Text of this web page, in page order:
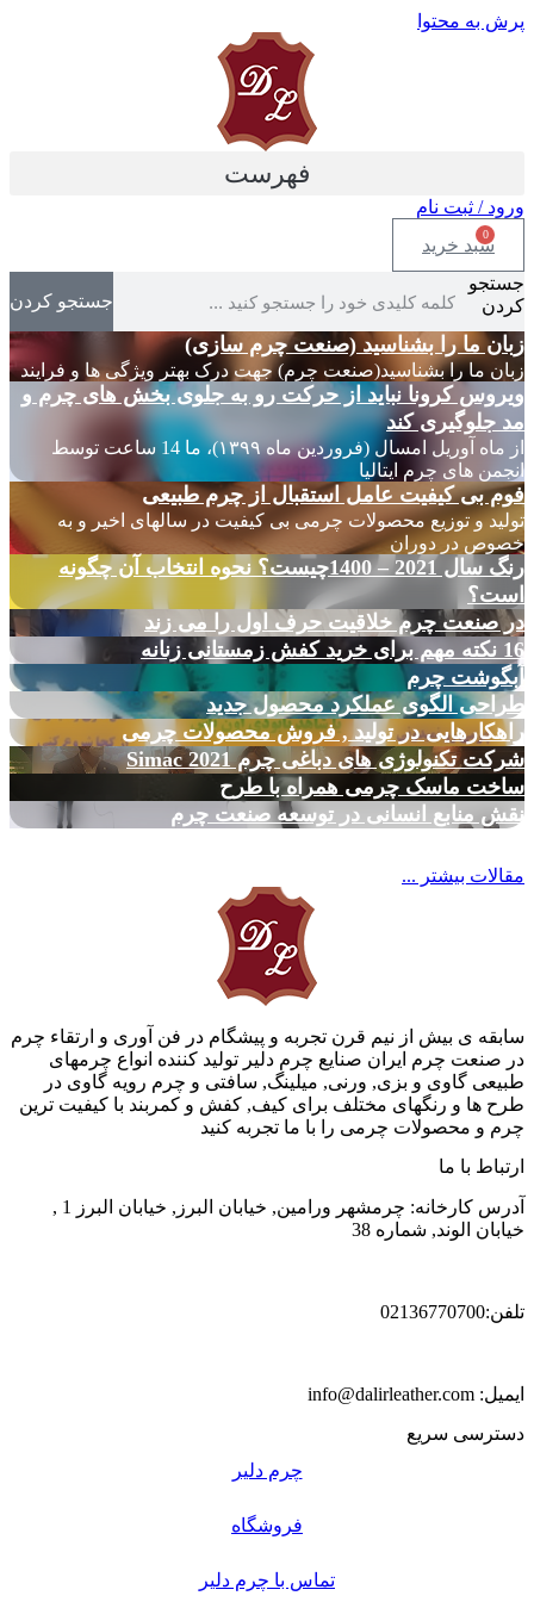
پرش به محتوا
فهرست
ورود / ثبت نام
0
سبد خرید
جستجو
کردن
جستجو کردن
زبان ما را بشناسید (صنعت چرم سازی)
زبان ما را بشناسید(صنعت چرم) جهت درک بهتر ویژگی ها و فرایند
ویروس کرونا نباید از حرکت رو به جلوی بخش های چرم و
مد جلوگیری کند
از ماه آوریل امسال (فروردین ماه ۱۳۹۹)، ما 14 ساعت توسط
انجمن های چرم ایتالیا
فوم بی کیفیت عامل استقبال از چرم طبیعی
تولید و توزیع محصولات چرمی بی کیفیت در سالهای اخیر و به
خصوص در دوران
رنگ سال 2021 – 1400چیست؟ نحوه انتخاب آن چگونه
است؟
در صنعت چرم خلاقیت حرف اول را می زند
16 نکته مهم برای خرید کفش زمستانی زنانه
آبگوشت چرم
طراحی الگوی عملکرد محصول جدید
راهکارهایی در تولید , فروش محصولات چرمی
شرکت تکنولوژی های دباغی چرم Simac 2021
ساخت ماسک چرمی همراه با طرح
نقش منابع انسانی در توسعه صنعت چرم
مقالات بیشتر ...
سابقه ی بیش از نیم قرن تجربه و پیشگام در فن آوری و ارتقاء چرم
در صنعت چرم ایران صنایع چرم دلیر تولید کننده انواع چرمهای
طبیعی گاوی و بزی, ورنی, میلینگ, سافتی و چرم رویه گاوی در
طرح ها و رنگهای مختلف برای کیف, کفش و کمربند با کیفیت ترین
چرم و محصولات چرمی را با ما تجربه کنید
ارتباط با ما
آدرس کارخانه: چرمشهر ورامین, خیابان البرز, خیابان البرز 1 ,
خیابان الوند, شماره 38
تلفن:02136770700
ایمیل: info@dalirleather.com
دسترسی سریع
چرم دلیر
فروشگاه
تماس با چرم دلیر